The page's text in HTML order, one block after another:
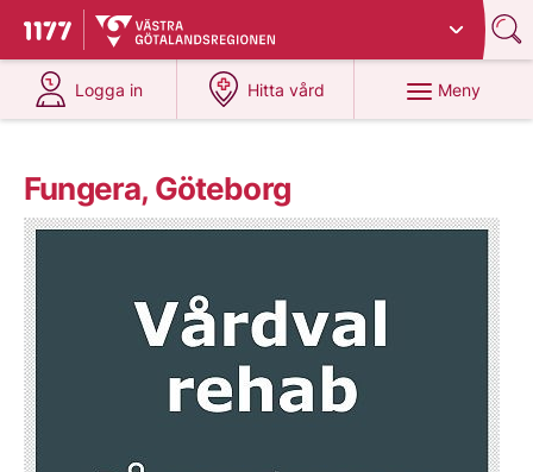
Till startsidan för 1177
Du har valt region
Logga in
på 1177.se
Hitta vård
på 1177.se
Meny
Fungera, Göteborg